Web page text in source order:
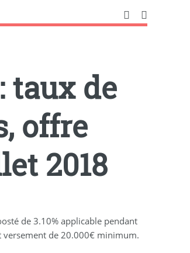
taux de
offre
2018
de 3.10% applicable pendant
de 20.000€ minimum.